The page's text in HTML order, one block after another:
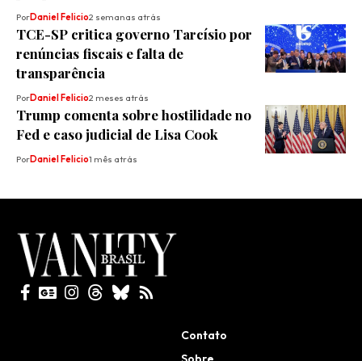
PorDaniel Felicio2 semanas atrás
TCE-SP critica governo Tarcísio por
renúncias fiscais e falta de
transparência
PorDaniel Felicio2 meses atrás
Trump comenta sobre hostilidade no
Fed e caso judicial de Lisa Cook
PorDaniel Felicio1 mês atrás
Contato